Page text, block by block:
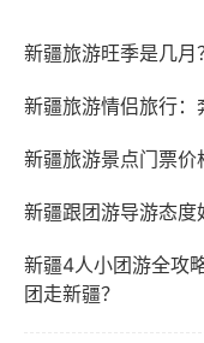
新疆旅游旺季是几
新疆旅游情侣旅行：
新疆旅游景点门票
新疆跟团游导游态
新疆4人小团游全攻
团走新疆？